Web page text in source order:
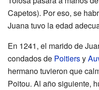
Capetos). Por eso, se
Juana tuvo la edad
En 1241, el marido de
condados de Poitiersy
hermano tuvieron que
Poitou. Al año siguiente,